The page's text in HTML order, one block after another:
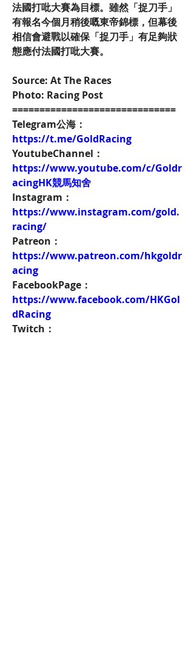
法國打吡大賽為目標。雖然「捉刀手」
有報名今個月稍後嘅東帝錦標，但幕後
相信會避戰以確保「捉刀手」有足夠狀
態應付法國打吡大賽。
Source: At The Races
Photo: Racing Post
==============================
Telegram公海：
https://t.me/GoldRacing
YoutubeChannel：
https://www.youtube.com/c/Goldr
acingHK競馬知舍
Instagram：
https://www.instagram.com/gold.
racing/
Patreon：
https://www.patreon.com/hkgoldr
acing
FacebookPage：
https://www.facebook.com/HKGol
dRacing
Twitch：